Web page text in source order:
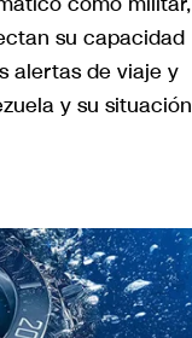
su capacidad
alertas de viaje y
y su situación